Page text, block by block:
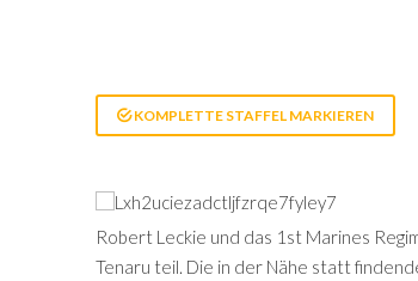
KOMPLETTE STAFFEL MARKIEREN
Robert Leckie und das 1st Marines
Tenaru teil. Die in der Nähe statt